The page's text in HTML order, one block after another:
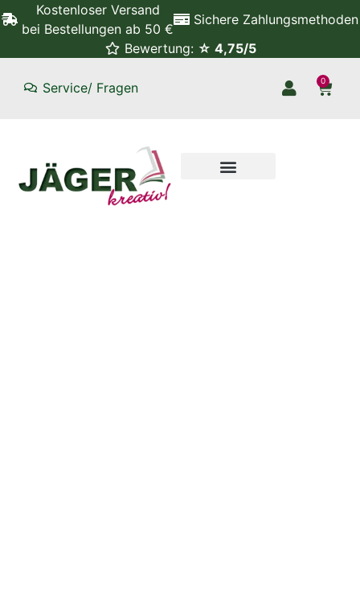
Kostenloser Versand
bei Bestellungen ab 50 €
Sichere Zahlungsmethoden
Bewertung: ☆ 4,75/5
Service/ Fragen 0